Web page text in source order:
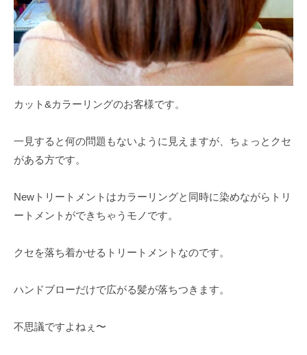
カット&カラーリングのお客様です。
一見すると何の問題もないように見えますが、ちょっとクセ
がある方です。
Newトリートメントはカラーリングと同時に染めながらトリ
ートメントができちゃうモノです。
クセを落ち着かせるトリートメントなのです。
ハンドブローだけで広がる髪が落ちつきます。
不思議ですよねぇ〜